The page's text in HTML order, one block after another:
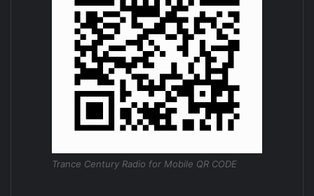
Trance Century Radio for Mobile QR CODE